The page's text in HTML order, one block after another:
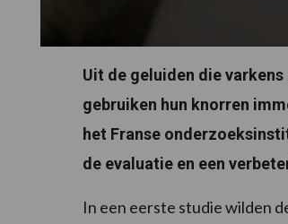
Uit de geluiden die
gebruiken hun knorren
het Franse
de evaluatie en een
In een eerste studie wilden